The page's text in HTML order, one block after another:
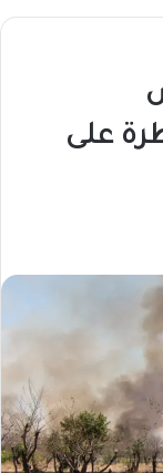
على